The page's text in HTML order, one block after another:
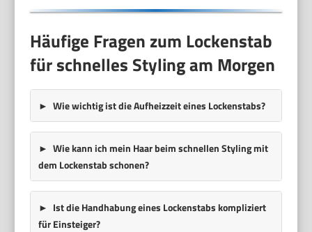
Häufige Fragen zum Lockenstab
für schnelles Styling am Morgen
Wie wichtig ist die Aufheizzeit eines Lockenstabs?
Wie kann ich mein Haar beim schnellen Styling mit
dem Lockenstab schonen?
Ist die Handhabung eines Lockenstabs kompliziert
für Einsteiger?